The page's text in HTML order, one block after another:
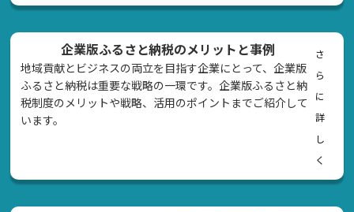
企業版ふるさと納税のメリットと事例
地域貢献とビジネスの両立を目指す企業にとって、企業版
ふるさと納税は重要な戦略の一環です。企業版ふるさと納
税制度のメリットや戦略、活用のポイントまでご紹介して
います。
さ
ら
に
詳
し
く